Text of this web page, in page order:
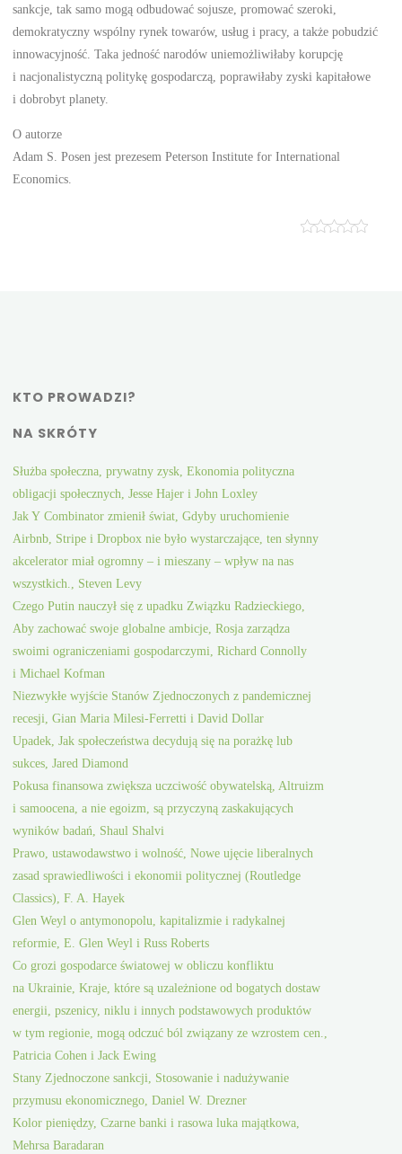
sankcje, tak samo mogą odbudować sojusze, promować szeroki,
demokratyczny wspólny rynek towarów, usług i pracy, a także pobudzić
innowacyjność. Taka jedność narodów uniemożliwiłaby korupcję
i nacjonalistyczną politykę gospodarczą, poprawiłaby zyski kapitałowe
i dobrobyt planety.
O autorze
Adam S. Posen jest prezesem Peterson Institute for International
Economics.
KTO PROWADZI?
NA SKRÓTY
Służba społeczna, prywatny zysk, Ekonomia polityczna
obligacji społecznych, Jesse Hajer i John Loxley
Jak Y Combinator zmienił świat, Gdyby uruchomienie
Airbnb, Stripe i Dropbox nie było wystarczające, ten słynny
akcelerator miał ogromny – i mieszany – wpływ na nas
wszystkich., Steven Levy
Czego Putin nauczył się z upadku Związku Radzieckiego,
Aby zachować swoje globalne ambicje, Rosja zarządza
swoimi ograniczeniami gospodarczymi, Richard Connolly
i Michael Kofman
Niezwykłe wyjście Stanów Zjednoczonych z pandemicznej
recesji, Gian Maria Milesi-Ferretti i David Dollar
Upadek, Jak społeczeństwa decydują się na porażkę lub
sukces, Jared Diamond
Pokusa finansowa zwiększa uczciwość obywatelską, Altruizm
i samoocena, a nie egoizm, są przyczyną zaskakujących
wyników badań, Shaul Shalvi
Prawo, ustawodawstwo i wolność, Nowe ujęcie liberalnych
zasad sprawiedliwości i ekonomii politycznej (Routledge
Classics), F. A. Hayek
Glen Weyl o antymonopolu, kapitalizmie i radykalnej
reformie, E. Glen Weyl i Russ Roberts
Co grozi gospodarce światowej w obliczu konfliktu
na Ukrainie, Kraje, które są uzależnione od bogatych dostaw
energii, pszenicy, niklu i innych podstawowych produktów
w tym regionie, mogą odczuć ból związany ze wzrostem cen.,
Patricia Cohen i Jack Ewing
Stany Zjednoczone sankcji, Stosowanie i nadużywanie
przymusu ekonomicznego, Daniel W. Drezner
Kolor pieniędzy, Czarne banki i rasowa luka majątkowa,
Mehrsa Baradaran